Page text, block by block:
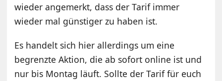
wieder angemerkt, dass der Tarif immer
wieder mal günstiger zu haben ist.
Es handelt sich hier allerdings um eine
begrenzte Aktion, die ab sofort online ist und
nur bis Montag läuft. Sollte der Tarif für euch